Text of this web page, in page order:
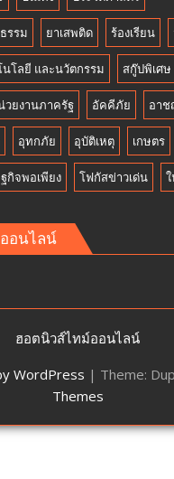
รรม ยาเสพติด ร้องเรียน
โลยี และนวัตกรรม สกู๊ปพิเศษ
วยงานภาครัฐ อัคคีภัย อาช
อุทกภัย อุบัติเหตุ เกษตร
กิจพอเพียง โฟกัสข่าวเด่น
อนไลน์
ฮอตนิวส์ไทม์ออนไลน์
WordPress | Theme:
Themes